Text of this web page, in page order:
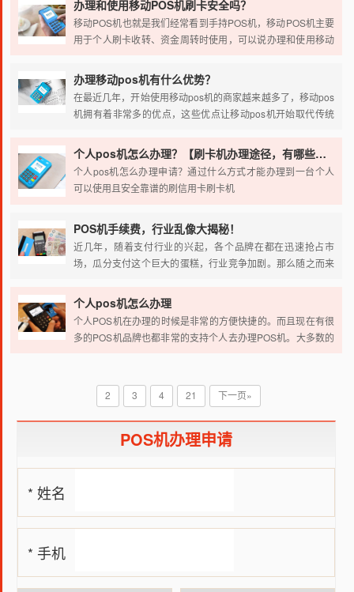
此，他们的刷卡手续费是有差异的。由于要求不一样，下面介
绍下个人POS机办理注意哪些方面。
办理和使用移动POS机刷卡安全吗？
移动POS机也就是我们经常看到手持POS机，移动POS机主要
用于个人刷卡收转、资金周转时使用，可以说办理和使用移动
移动POS机刷卡资金安全吗？就小编使用过这么多移动POS机
的经验来分享一下心得。
办理移动pos机有什么优势？
在最近几年，开始使用移动pos机的商家越来越多了，移动pos
机拥有着非常多的优点，这些优点让移动pos机开始取代传统
家一起谈谈。
个人pos机怎么办理？【刷卡机办理途径，有哪些流程】
个人pos机怎么办理申请？通过什么方式才能办理到一台个人
可以使用且安全靠谱的刷信用卡刷卡机
POS机手续费，行业乱像大揭秘！
近几年，随着支付行业的兴起，各个品牌在都在迅速抢占市
场，瓜分支付这个巨大的蛋糕，行业竞争加剧。那么随之而来
续费问题。
个人pos机怎么办理
个人POS机在办理的时候是非常的方便快捷的。而且现在有很
多的POS机品牌也都非常的支持个人去办理POS机。大多数的
高信用卡额度的小伙伴们来说办理一台自己的个人POS机是非
常的有必要的这样，我们就可以实现在短期内提高信用卡额
度。但是个人办理POS机和有商铺的经营者办理的POS机，其
实是不一样的那么我们个人应该如何办理POS机呢？
2 3 4 21 下一页»
POS机办理申请
* 姓名
* 手机